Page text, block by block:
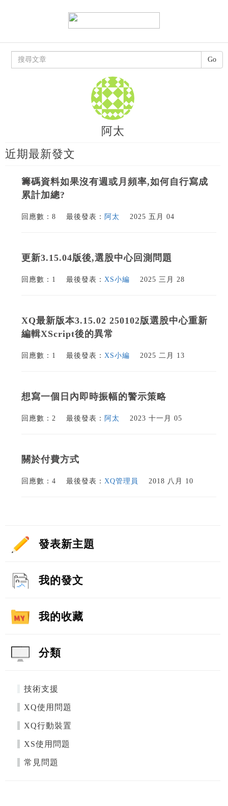
阿太
近期最新發文
籌碼資料如果沒有週或月頻率,如何自行寫成
累計加總?
回應數：8 最後發表： 阿太 2025 五月 04
更新3.15.04版後,選股中心回測問題
回應數：1 最後發表： XS小編 2025 三月 28
XQ最新版本3.15.02 250102版選股中心重新
編輯XScript後的異常
回應數：1 最後發表： XS小編 2025 二月 13
想寫一個日內即時振幅的警示策略
回應數：2 最後發表： 阿太 2023 十一月 05
關於付費方式
回應數：4 最後發表： XQ管理員 2018 八月 10
Go
發表新主題
我的發文
我的收藏
分類
技術支援
XQ使用問題
XQ行動裝置
XS使用問題
常見問題